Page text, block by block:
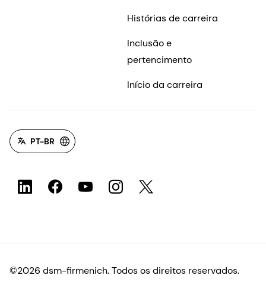
Histórias de carreira
Inclusão e
pertencimento
Início da carreira
PT-BR
©2026 dsm-firmenich. Todos os direitos reservados.